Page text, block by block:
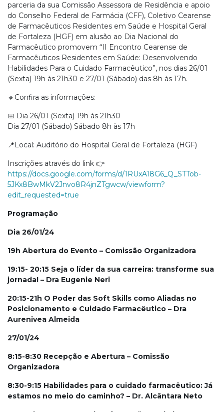
parceria da sua Comissão Assessora de Residência e apoio
do Conselho Federal de Farmácia (CFF), Coletivo Cearense
de Farmacêuticos Residentes em Saúde e Hospital Geral
de Fortaleza (HGF) em alusão ao Dia Nacional do
Farmacêutico promovem “II Encontro Cearense de
Farmacêuticos Residentes em Saúde: Desenvolvendo
Habilidades Para o Cuidado Farmacêutico”, nos dias 26/01
(Sexta) 19h às 21h30 e 27/01 (Sábado) das 8h às 17h.
🔸Confira as informações:
📅 Dia 26/01 (Sexta) 19h às 21h30
Dia 27/01 (Sábado) Sábado 8h às 17h
📍Local: Auditório do Hospital Geral de Fortaleza (HGF)
Inscrições através do link 👉
https://docs.google.com/forms/d/1RUxA18G6_Q_STTob-
5JKx8BwMkV2Jnvo8R4jnZTgwcw/viewform?
edit_requested=true
Programação
Dia 26/01/24
19h Abertura do Evento – Comissão Organizadora
19:15- 20:15 Seja o líder da sua carreira: transforme sua
jornada! – Dra Eugenie Neri
20:15-21h O Poder das Soft Skills como Aliadas no
Posicionamento e Cuidado Farmacêutico – Dra
Aurenivea Almeida
27/01/24
8:15-8:30 Recepção e Abertura – Comissão
Organizadora
8:30-9:15 Habilidades para o cuidado farmacêutico: Já
estamos no meio do caminho? – Dr. Alcântara Neto